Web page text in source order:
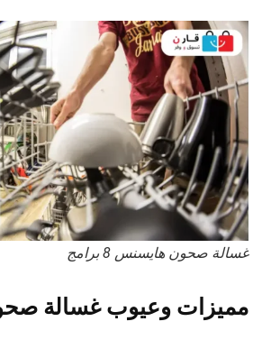
غسالة صحون هايسنس 8 برامج
مميزات وعيوب غسالة